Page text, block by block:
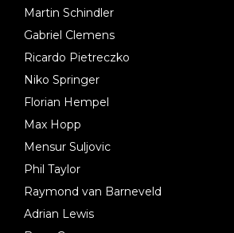
Martin Schindler
Gabriel Clemens
Ricardo Pietreczko
Niko Springer
Florian Hempel
Max Hopp
Mensur Suljovic
Phil Taylor
Raymond van Barneveld
Adrian Lewis